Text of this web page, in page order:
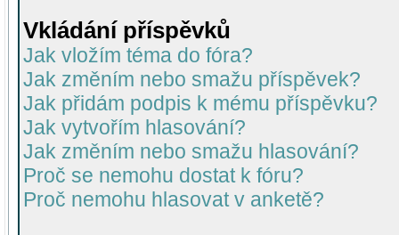
Vkládání příspěvků
Jak vložím téma do fóra?
Jak změním nebo smažu příspěvek?
Jak přidám podpis k mému příspěvku?
Jak vytvořím hlasování?
Jak změním nebo smažu hlasování?
Proč se nemohu dostat k fóru?
Proč nemohu hlasovat v anketě?